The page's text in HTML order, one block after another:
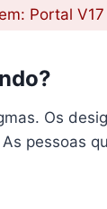
Portal V17
Os
As pessoas